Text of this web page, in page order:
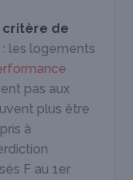
critère de
: les logements
pas aux
plus être
à
F au 1 er